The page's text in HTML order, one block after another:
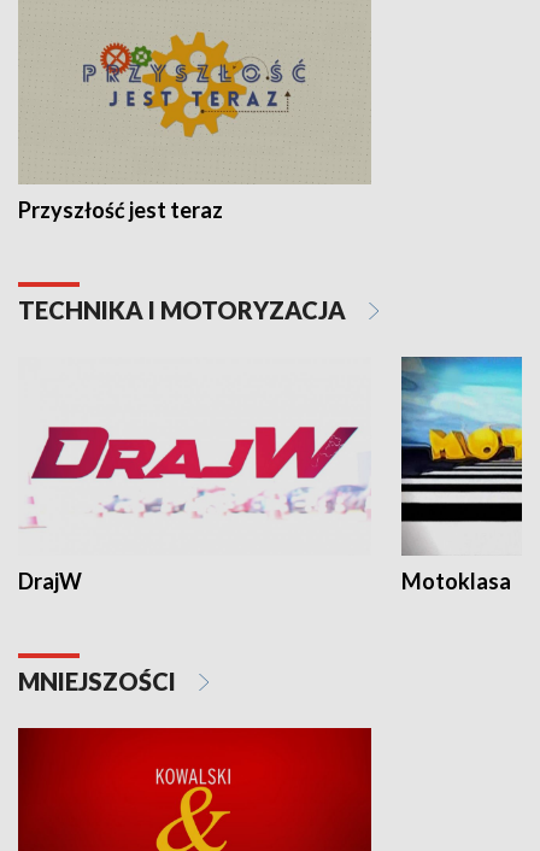
Przyszłość jest teraz
TECHNIKA I MOTORYZACJA
DrajW Motoklasa
MNIEJSZOŚCI